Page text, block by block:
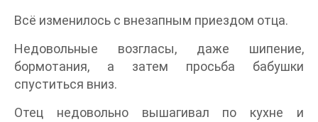
Всё изменилось с внезапным приездом отца.
Недовольные возгласы, даже шипение,
бормотания, а затем просьба бабушки
спуститься вниз.
Отец недовольно вышагивал по кухне и